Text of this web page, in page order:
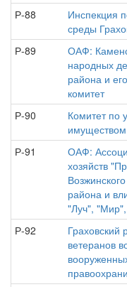
Р-88
Инспекция
среды
Р-89
ОАФ:
народных
района и
комитет
Р-90
Комитет по
имуществом
Р-91
ОАФ:
хозяйств
района и
"Луч",
Р-92
Граховский
ветеранов